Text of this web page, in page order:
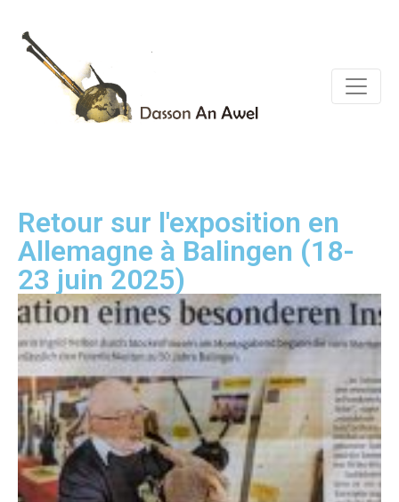
Retour sur l'exposition en
Allemagne à Balingen (18-
23 juin 2025)